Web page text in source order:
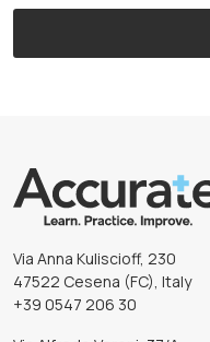
Via Anna Kuliscioff, 230
47522 Cesena (FC), Italy
+39 0547 206 30